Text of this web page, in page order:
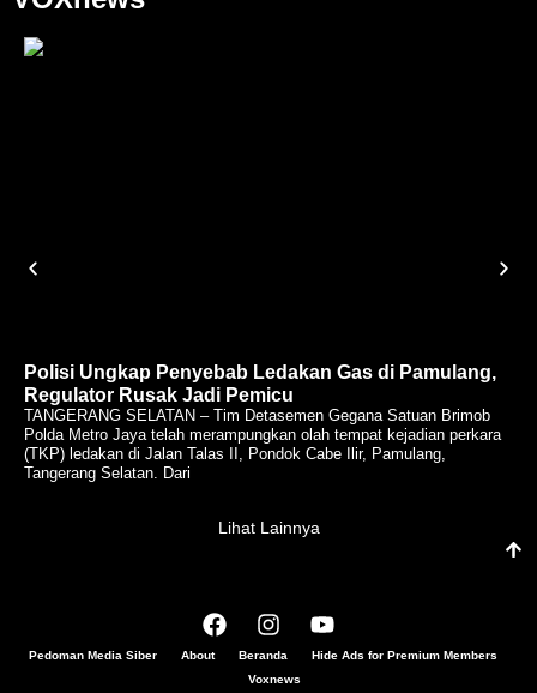
Polisi Ungkap Penyebab Ledakan Gas di Pamulang,
Regulator Rusak Jadi Pemicu
TANGERANG SELATAN – Tim Detasemen Gegana Satuan Brimob
Polda Metro Jaya telah merampungkan olah tempat kejadian perkara
(TKP) ledakan di Jalan Talas II, Pondok Cabe Ilir, Pamulang,
Tangerang Selatan. Dari
Lihat Lainnya
Pedoman Media Siber About Beranda
Hide Ads for Premium Members
Voxnews